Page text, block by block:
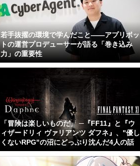
若手抜擢の環境で学んだこと――アプリボッ
トの運営プロデューサーが語る「巻き込み
力」の重要性
「冒険は楽しいものだ」 ─『FF11』と『ウ
ィザードリィ ヴァリアンツ ダフネ』、"優し
くないRPG"の沼にどっぷり沈んだ4人の話